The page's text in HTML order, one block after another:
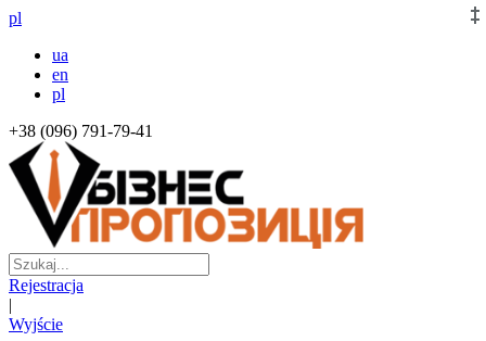
pl
ua
en
pl
+38 (096) 791-79-41
Rejestracja
|
Wyjście